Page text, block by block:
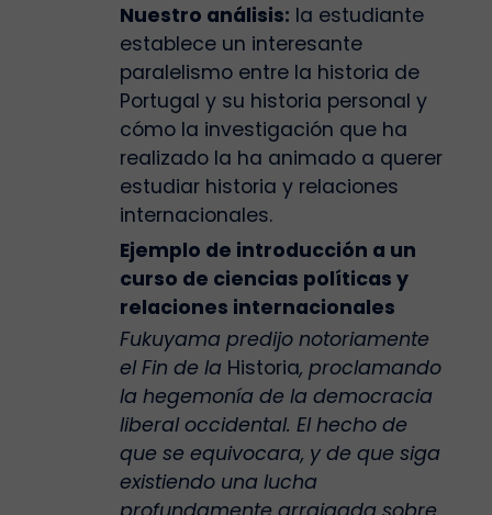
Nuestro análisis: la estudiante
establece un interesante
paralelismo entre la historia de
Portugal y su historia personal y
cómo la investigación que ha
realizado la ha animado a querer
estudiar historia y relaciones
internacionales.
Ejemplo de introducción a un
curso de ciencias políticas y
relaciones internacionales
Fukuyama predijo notoriamente
el Fin de la Historia, proclamando
la hegemonía de la democracia
liberal occidental. El hecho de
que se equivocara, y de que siga
existiendo una lucha